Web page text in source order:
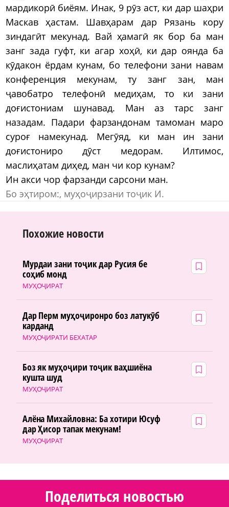
мардикорӣ биёям. Инак, 9 рӯз аст, ки дар шаҳри
Маскав ҳастам. Шавҳарам дар Рязань кору
зиндагӣт мекунад. Вай ҳамагӣ як бор ба ман
занг зада гуфт, ки агар хоҳӣ, ки дар оянда ба
кӯдакон ёрдам кунам, бо телефони зани навам
конференция мекунам, ту занг зан, ман
ҷавобатро телефонӣ медиҳам, то ки зани
доғистониам шунавад. Ман аз тарс занг
назадам. Падари фарзандонам тамоман маро
суроғ намекунад. Мегӯяд, ки ман ин зани
доғистониро дӯст медорам. Илтимос,
маслиҳатам диҳед, ман чи кор кунам?
Ин акси чор фарзанди сарсони ман.
Бо эҳтиром:, муҳоҷирзани тоҷик И.
Похожие новости
МУҲОҶИРАТ
Мурдаи зани тоҷик дар Русия бе
соҳиб монд
МУҲОҶИРАТИ БЕХАТАР
Дар Перм муҳоҷиронро боз латукӯб
карданд
МУҲОҶИРАТ
Боз як муҳоҷири тоҷик ваҳшиёна
кушта шуд
МУҲОҶИРАТ
Алёна Михайловна: Ба хотири Юсуф
дар Ҳисор тапак мекунам!
Поделиться новостью